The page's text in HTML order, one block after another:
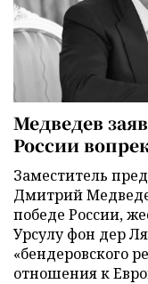
Медведев
России
Заместитель
Дмитрий
победе России,
Урсулу фон дер
«бендеровского
отношения к